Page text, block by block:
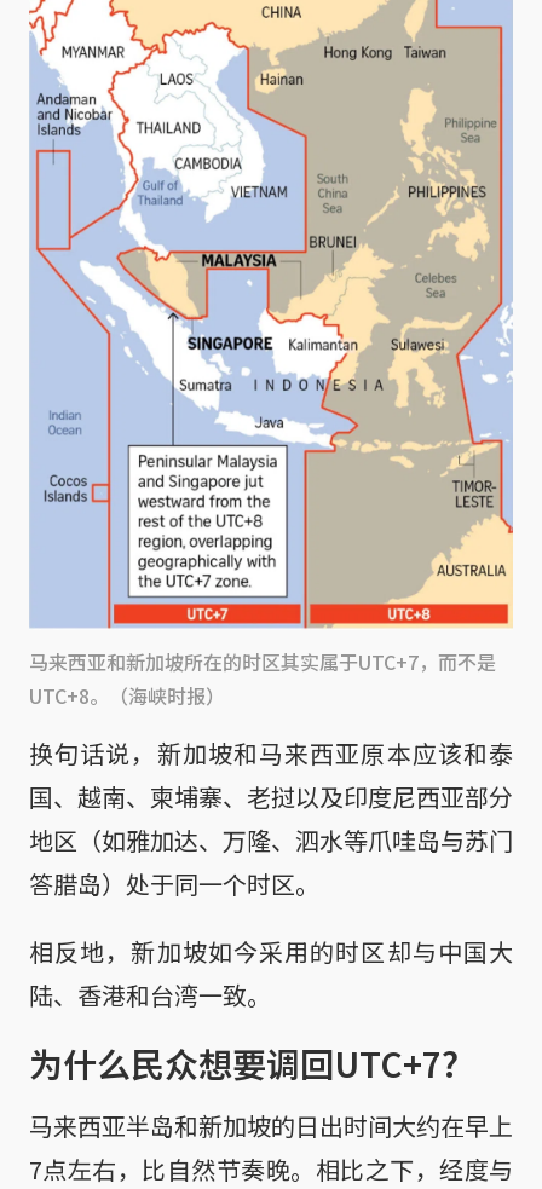
马来西亚和新加坡所在的时区其实属于UTC+7，而不是
UTC+8。（海峡时报）
换句话说，新加坡和马来西亚原本应该和泰
国、越南、柬埔寨、老挝以及印度尼西亚部分
地区（如雅加达、万隆、泗水等爪哇岛与苏门
答腊岛）处于同一个时区。
相反地，新加坡如今采用的时区却与中国大
陆、香港和台湾一致。
为什么民众想要调回UTC+7?
马来西亚半岛和新加坡的日出时间大约在早上
7点左右，比自然节奏晚。相比之下，经度与